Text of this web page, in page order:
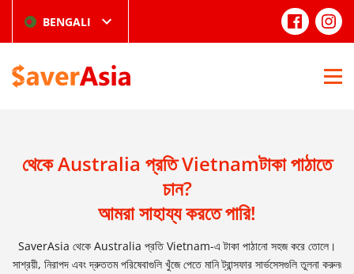
BENGALI
থেকে Australia প্রতি Vietnamটাকা পাঠাতে
চান?
আমরা সাহায্য করতে পারি!
SaverAsia থেকে Australia প্রতি Vietnam-এ টাকা পাঠানো সহজ করে তোলে।
সাশ্রয়ী, নিরাপদ এবং দ্রুততম পরিষেবাগুলি খুঁজে পেতে মানি ট্রান্সফার সার্ভসেসগুলি তুলনা করুন৷